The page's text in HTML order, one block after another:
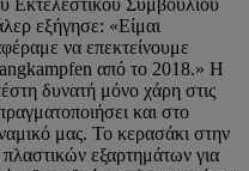
Συμβουλίου
εξήγησε: «Είμαι
να επεκτείνουμε
από το 2018.» Η
δυνατή μόνο χάρη στις
και στο
μας. Το κερασάκι στην
εξαρτημάτων για